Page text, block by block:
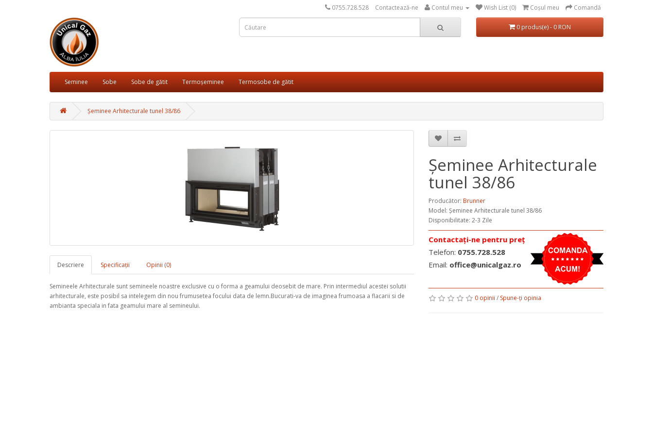
0755.728.528 Contactează-ne Contul meu Wish List (0) Coşul meu Comandă
0 produs(e) - 0 RON
Seminee Sobe Sobe de gătit Termoșeminee Termosobe de gătit
Șeminee Arhitecturale tunel 38/86
Descriere Specificaţii Opinii (0)
Semineele Arhitecturale sunt semineele noastre exclusive cu o forma a geamului deosebit de mare. Prin intermediul acestei solutii
arhitecturale, este posibil sa intelegem din nou frumusetea focului data de lemn.Bucurati-va de imaginea frumoasa a flacarii si de
ambianta speciala in fata geamului mare al semineului.
Șeminee Arhitecturale
tunel 38/86
Producător: Brunner
Model: Șeminee Arhitecturale tunel 38/86
Disponibilitate: 2-3 Zile
Contactați-ne pentru preț
Telefon: 0755.728.528
Email: office@unicalgaz.ro
0 opinii / Spune-ţi opinia